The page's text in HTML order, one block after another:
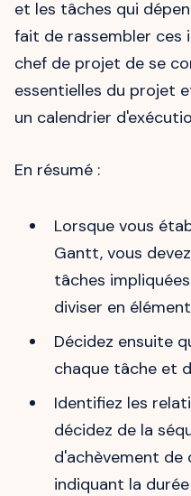
et les tâches qui
fait de rassembler ces
chef de projet de se
essentielles du projet
un calendrier
En résumé :
Lorsque vous
Gantt, vous
tâches
diviser en
Décidez ensuite
chaque tâche et
Identifiez les
décidez de la
d'achèvement de
indiquant la